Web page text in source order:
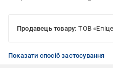
Продавець товару: ТОВ
Показати спосіб застосування